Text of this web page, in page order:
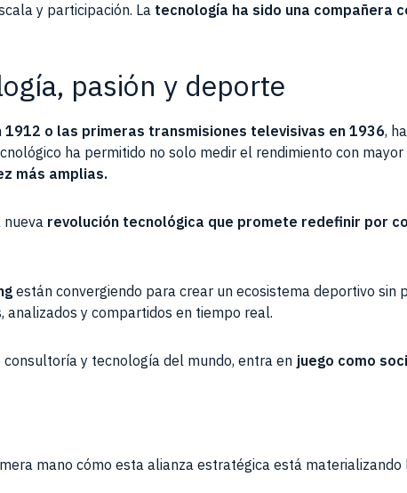
y participación. La tecnología ha sido una compañera
pasión y deporte
1912 o las primeras transmisiones televisivas en 1936,
ha permitido no solo medir el rendimiento con
más amplias.
nueva revolución tecnológica que promete redefinir por
están convergiendo para crear un ecosistema deportivo sin
analizados y compartidos en tiempo real.
y tecnología del mundo, entra en juego como
mano cómo esta alianza estratégica está materializando